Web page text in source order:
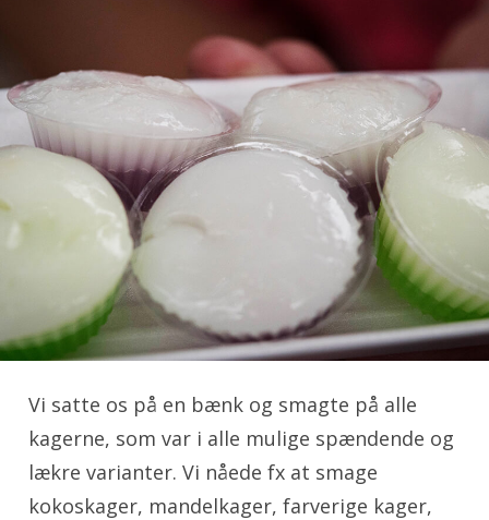
Vi satte os på en bænk og smagte på alle
kagerne, som var i alle mulige spændende og
lækre varianter. Vi nåede fx at smage
kokoskager, mandelkager, farverige kager,